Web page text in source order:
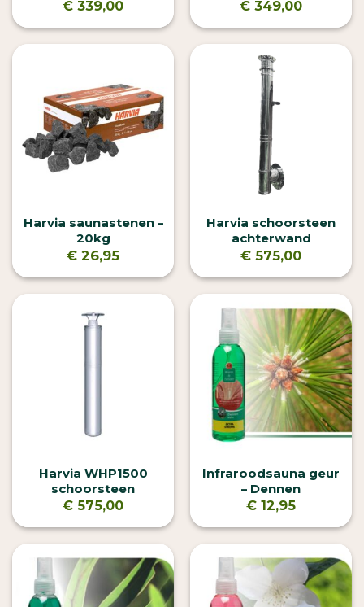
€ 339,00 € 349,00
Harvia saunastenen –
20kg
€ 26,95
Harvia schoorsteen
achterwand
€ 575,00
Harvia WHP1500
schoorsteen
€ 575,00
Infraroodsauna geur
– Dennen
€ 12,95